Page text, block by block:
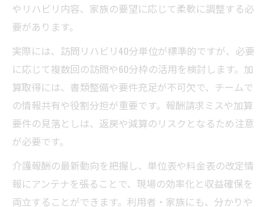
やリハビリ内容、家族の要望に応じて柔軟に調整する必
要があります。
実際には、訪問リハビリ40分単位が標準的ですが、必要
に応じて複数回の訪問や60分枠の活用を検討します。加
算取得には、書類整備や要件充足が不可欠で、チームで
の情報共有や役割分担が重要です。報酬請求ミスや加算
要件の見落としは、返戻や減算のリスクとなるため注意
が必要です。
介護報酬の最新動向を把握し、単位表や料金表の改定情
報にアンテナを張ることで、現場の効率化と収益確保を
両立することができます。利用者・家族にも、分かりや